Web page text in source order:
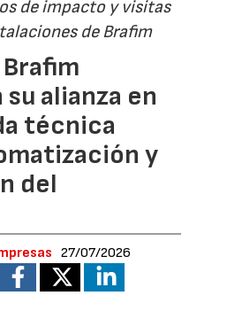
de impacto y visitas
de Brafim
alianza en
técnica
y
del
27/07/2026